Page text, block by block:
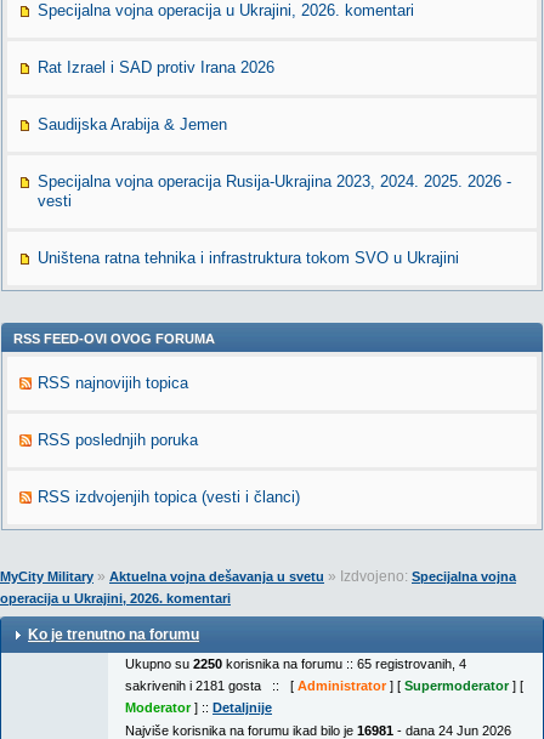
Specijalna vojna operacija u Ukrajini, 2026. komentari
Rat Izrael i SAD protiv Irana 2026
Saudijska Arabija & Jemen
Specijalna vojna operacija Rusija-Ukrajina 2023, 2024. 2025. 2026 -
vesti
Uništena ratna tehnika i infrastruktura tokom SVO u Ukrajini
RSS FEED-OVI OVOG FORUMA
RSS najnovijih topica
RSS poslednjih poruka
RSS izdvojenjih topica (vesti i članci)
MyCity Military » Aktuelna vojna dešavanja u svetu » Izdvojeno: Specijalna vojna
operacija u Ukrajini, 2026. komentari
Ko je trenutno na forumu
Ukupno su 2250 korisnika na forumu :: 65 registrovanih, 4
sakrivenih i 2181 gosta :: [ Administrator] [ Supermoderator] [
Moderator] :: Detaljnije
Najviše korisnika na forumu ikad bilo je 16981 - dana 24 Jun 2026